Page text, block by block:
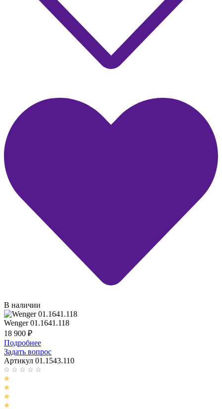
В наличии
Wenger 01.1641.118
18 900 ₽
Подробнее
Задать вопрос
Артикул 01.1543.110